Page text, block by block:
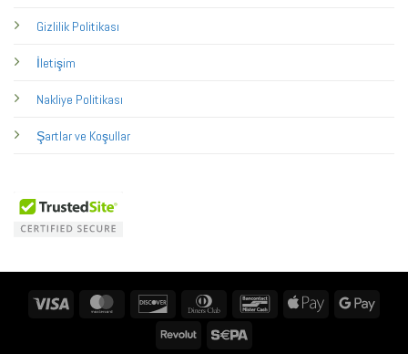
Gizlilik Politikası
İletişim
Nakliye Politikası
Şartlar ve Koşullar
Visa MasterCard Discover
Dinners
BancontactApple
Revolut